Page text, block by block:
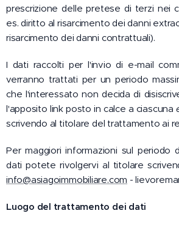
prescrizione delle pretese di terzi nei
es. diritto al risarcimento dei danni
risarcimento dei danni contrattuali).
I dati raccolti per l'invio di e-mail
verranno trattati per un periodo
che l'interessato non decida di
l'apposito link posto in calce a ciascuna
scrivendo al titolare del trattamento ai
Per maggiori informazioni sul periodo
dati potete rivolgervi al titolare
info@asiagoimmobiliare.com -
Luogo del trattamento dei dati